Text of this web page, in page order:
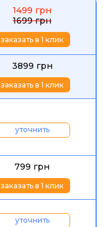
1499 грн
1699 грн
заказать в 1 клик
3899 грн
заказать в 1 клик
уточнить
799 грн
заказать в 1 клик
уточнить